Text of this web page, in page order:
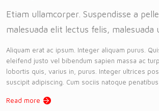
Etiam ullamcorper. Suspendisse a
malesuada elit lectus felis, malesuada
Aliquam erat ac ipsum. Integer aliquam purus.
eleifend justo vel bibendum sapien massa ac
lobortis quis, varius in, purus. Integer ultrices
suscipit adipiscing. Cum sociis natoque
Read more